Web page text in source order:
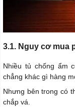
3.1. Nguy cơ mua
Nhiều tủ chống ẩm
chẳng khác gì hàng
Nhưng bên trong có
chắp vá.